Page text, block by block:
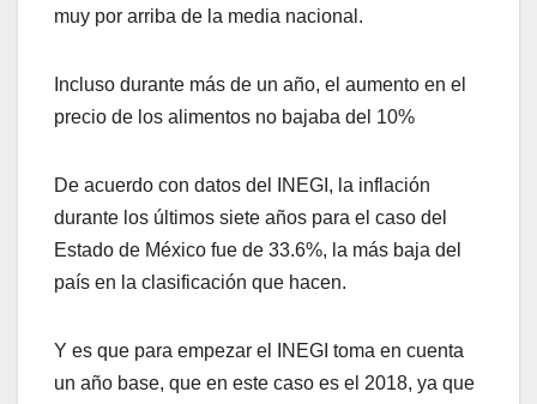
muy por arriba de la media nacional.
Incluso durante más de un año, el aumento en el
precio de los alimentos no bajaba del 10%
De acuerdo con datos del INEGI, la inflación
durante los últimos siete años para el caso del
Estado de México fue de 33.6%, la más baja del
país en la clasificación que hacen.
Y es que para empezar el INEGI toma en cuenta
un año base, que en este caso es el 2018, ya que